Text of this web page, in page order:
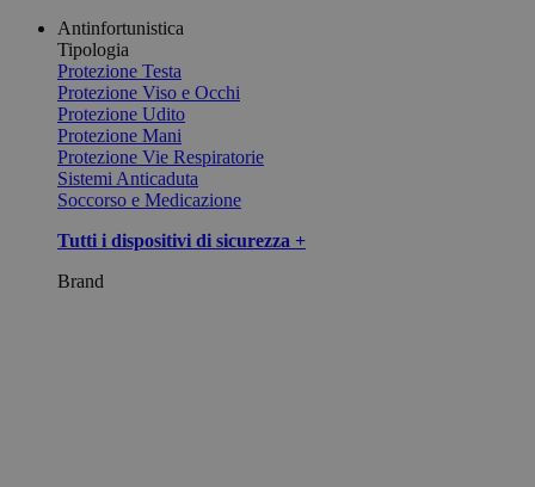
Antinfortunistica
Tipologia
Protezione Testa
Protezione Viso e Occhi
Protezione Udito
Protezione Mani
Protezione Vie Respiratorie
Sistemi Anticaduta
Soccorso e Medicazione
Tutti i dispositivi di sicurezza +
Brand